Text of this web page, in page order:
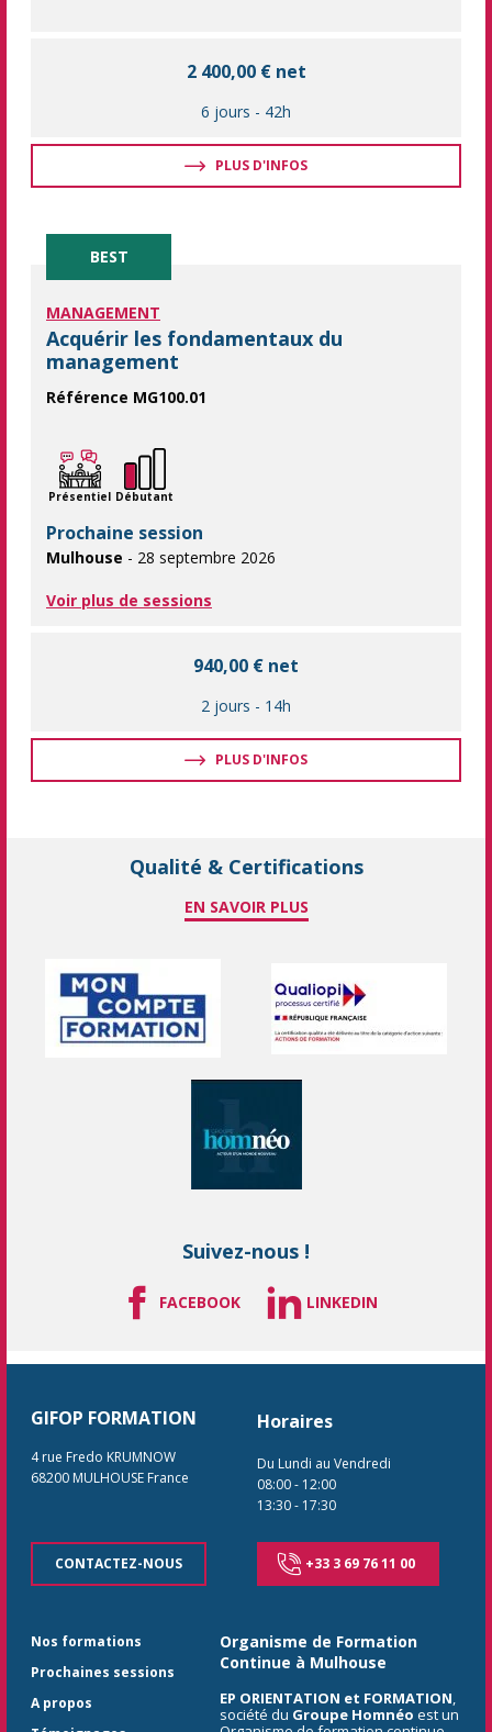
2 400,00 € net
6 jours - 42h
PLUS D'INFOS
BEST
MANAGEMENT
Acquérir les fondamentaux du
management
Référence MG100.01
Présentiel Débutant
Prochaine session
Mulhouse - 28 septembre 2026
Voir plus de sessions
940,00 € net
2 jours - 14h
PLUS D'INFOS
Qualité & Certifications
EN SAVOIR PLUS
Suivez-nous !
FACEBOOK LINKEDIN
GIFOP FORMATION
4 rue Fredo KRUMNOW
68200 MULHOUSE France
CONTACTEZ-NOUS
Horaires
Du Lundi au Vendredi
08:00- 12:00
13:30- 17:30
+33 3 69 76 11 00
Nos formations
Prochaines sessions
A propos
Organisme de Formation
Continue à Mulhouse
EP ORIENTATION et FORMATION,
société du Groupe Homnéo est un